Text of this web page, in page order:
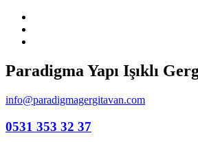
Paradigma Yapı Işıklı
info@paradigmagergitavan.com
0531 353 32 37